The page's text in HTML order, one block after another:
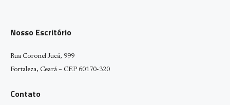
Nosso Escritório
Rua Coronel Jucá, 999
Fortaleza, Ceará – CEP 60170-320
Contato